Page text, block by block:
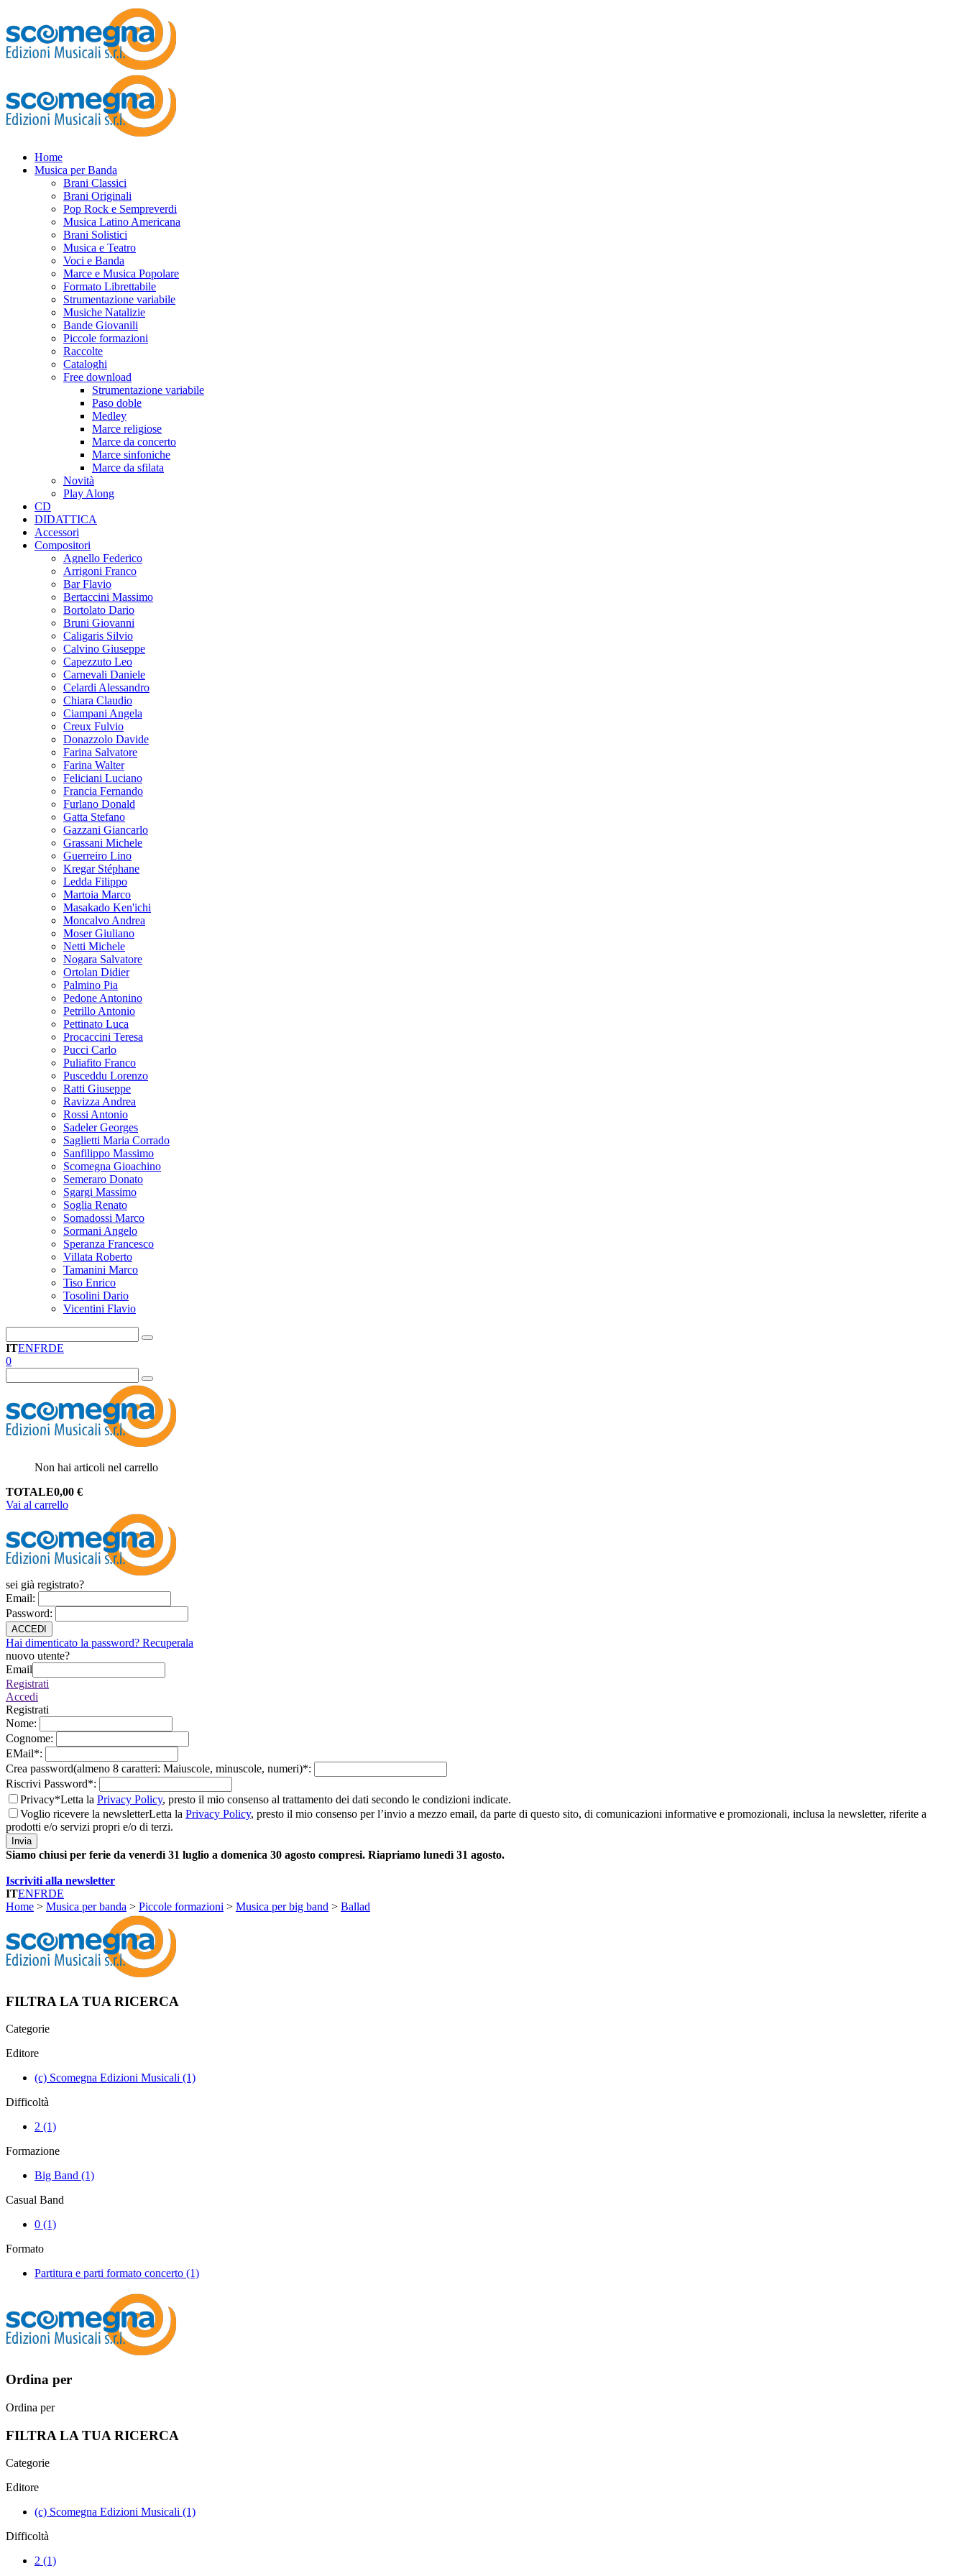
Home
Musica per Banda
Brani Classici
Brani Originali
Pop Rock e Sempreverdi
Musica Latino Americana
Brani Solistici
Musica e Teatro
Voci e Banda
Marce e Musica Popolare
Formato Librettabile
Strumentazione variabile
Musiche Natalizie
Bande Giovanili
Piccole formazioni
Raccolte
Cataloghi
Free download
Strumentazione variabile
Paso doble
Medley
Marce religiose
Marce da concerto
Marce sinfoniche
Marce da sfilata
Novità
Play Along
CD
DIDATTICA
Accessori
Compositori
Agnello Federico
Arrigoni Franco
Bar Flavio
Bertaccini Massimo
Bortolato Dario
Bruni Giovanni
Caligaris Silvio
Calvino Giuseppe
Capezzuto Leo
Carnevali Daniele
Celardi Alessandro
Chiara Claudio
Ciampani Angela
Creux Fulvio
Donazzolo Davide
Farina Salvatore
Farina Walter
Feliciani Luciano
Francia Fernando
Furlano Donald
Gatta Stefano
Gazzani Giancarlo
Grassani Michele
Guerreiro Lino
Kregar Stéphane
Ledda Filippo
Martoia Marco
Masakado Ken'ichi
Moncalvo Andrea
Moser Giuliano
Netti Michele
Nogara Salvatore
Ortolan Didier
Palmino Pia
Pedone Antonino
Petrillo Antonio
Pettinato Luca
Procaccini Teresa
Pucci Carlo
Puliafito Franco
Pusceddu Lorenzo
Ratti Giuseppe
Ravizza Andrea
Rossi Antonio
Sadeler Georges
Saglietti Maria Corrado
Sanfilippo Massimo
Scomegna Gioachino
Semeraro Donato
Sgargi Massimo
Soglia Renato
Somadossi Marco
Sormani Angelo
Speranza Francesco
Villata Roberto
Tamanini Marco
Tiso Enrico
Tosolini Dario
Vicentini Flavio
ITENFRDE
0
Non hai articoli nel carrello
TOTALE0,00 €
Vai al carrello
sei già registrato?
Email:
Password:
ACCEDI
Hai dimenticato la password? Recuperala
nuovo utente?
Email
Registrati
Accedi
Registrati
Nome:
Cognome:
EMail*:
Crea password(almeno 8 caratteri: Maiuscole, minuscole, numeri)*:
Riscrivi Password*:
Privacy*Letta la Privacy Policy, presto il mio consenso al trattamento dei dati secondo le condizioni indicate.
Voglio ricevere la newsletterLetta la Privacy Policy, presto il mio consenso per l’invio a mezzo email, da parte di questo sito, di comunicazioni informative e promozionali, inclusa la newsletter, riferite a
prodotti e/o servizi propri e/o di terzi.
Invia
Siamo chiusi per ferie da venerdì 31 luglio a domenica 30 agosto compresi. Riapriamo lunedì 31 agosto.
Iscriviti alla newsletter
ITENFRDE
Home > Musica per banda > Piccole formazioni > Musica per big band > Ballad
FILTRA LA TUA RICERCA
Categorie
Editore
(c) Scomegna Edizioni Musicali (1)
Difficoltà
2 (1)
Formazione
Big Band (1)
Casual Band
0 (1)
Formato
Partitura e parti formato concerto (1)
Ordina per
Ordina per
FILTRA LA TUA RICERCA
Categorie
Editore
(c) Scomegna Edizioni Musicali (1)
Difficoltà
2 (1)